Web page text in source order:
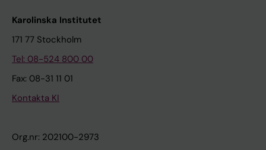
Karolinska Institutet
171 77 Stockholm
Tel: 08-524 800 00
Fax: 08-31 11 01
Kontakta KI
Org.nr: 202100-2973